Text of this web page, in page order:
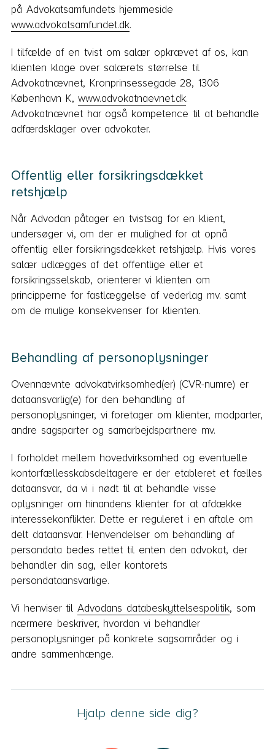
på Advokatsamfundets hjemmeside
www.advokatsamfundet.dk.
I tilfælde af en tvist om salær opkrævet af os, kan
klienten klage over salærets størrelse til
Advokatnævnet, Kronprinsessegade 28, 1306
København K,www.advokatnaevnet.dk.
Advokatnævnet har også kompetence til at behandle
adfærdsklager over advokater.
Offentlig eller forsikringsdækket
retshjælp
Når Advodan påtager en tvistsag for en klient,
undersøger vi, om der er mulighed for at opnå
offentlig eller forsikringsdækket retshjælp. Hvis vores
salær udlægges af det offentlige eller et
forsikringsselskab, orienterer vi klienten om
principperne for fastlæggelse af vederlag mv. samt
om de mulige konsekvenser for klienten.
Behandling af personoplysninger
Ovennævnte advokatvirksomhed(er) (CVR-numre) er
dataansvarlig(e) for den behandling af
personoplysninger, vi foretager om klienter, modparter,
andre sagsparter og samarbejdspartnere mv.
I forholdet mellem hovedvirksomhed og eventuelle
kontorfællesskabsdeltagere er der etableret et fælles
dataansvar, da vi i nødt til at behandle visse
oplysninger om hinandens klienter for at afdække
interessekonflikter. Dette er reguleret i en aftale om
delt dataansvar. Henvendelser om behandling af
persondata bedes rettet til enten den advokat, der
behandler din sag, eller kontorets
persondataansvarlige.
Vi henviser tilAdvodans databeskyttelsespolitik, som
nærmere beskriver, hvordan vi behandler
personoplysninger på konkrete sagsområder og i
andre sammenhænge.
Hjalp denne side dig?